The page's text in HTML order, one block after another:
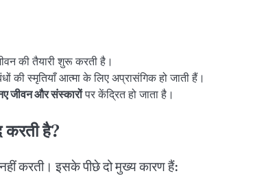
की तैयारी शुरू करती है।
की स्मृतियाँ आत्मा के लिए अप्रासंगिक हो जाती हैं।
जीवन और संस्कारोंपर केंद्रित हो जाता है।
करती है?
करती। इसके पीछे दो मुख्य कारण हैं: